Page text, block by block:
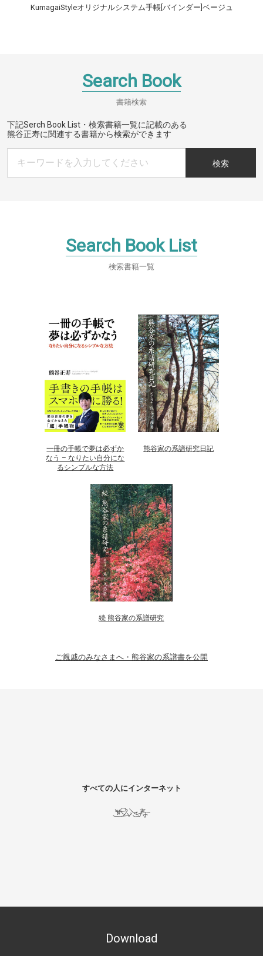
KumagaiStyleオリジナルシステム手帳[バインダー]ベージュ
Search Book
書籍検索
下記Serch Book List・検索書籍一覧に記載のある
熊谷正寿に関連する書籍から検索ができます
検索
Search Book List
検索書籍一覧
一冊の手帳で夢は必ずか
なう – なりたい自分にな
るシンプルな方法
熊谷家の系譜研究日記
続 熊谷家の系譜研究
ご親戚のみなさまへ・熊谷家の系譜書を公開
すべての人にインターネット
Download